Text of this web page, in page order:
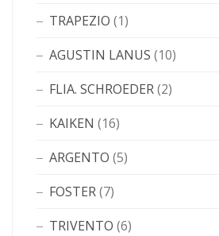
TRAPEZIO (1)
AGUSTIN LANUS (10)
FLIA. SCHROEDER(2)
KAIKEN (16)
ARGENTO (5)
FOSTER(7)
TRIVENTO (6)